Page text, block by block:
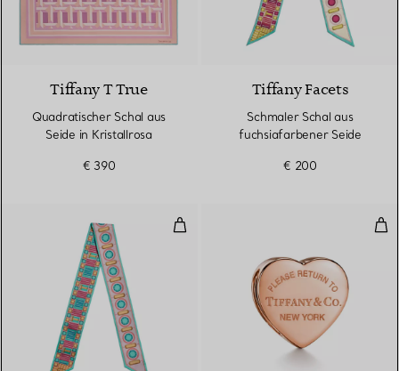
3 Farben
Tiffany T True
Quadratischer Schal aus
Seide in Kristallrosa
€ 390
Tiffany Facets
Schmaler Schal aus
fuchsiafarbener Seide
€ 200
Schmaler Schal aus